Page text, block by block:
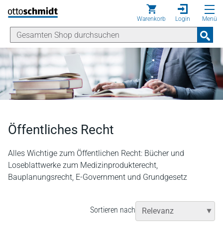
Direkt zum Inhalt
Warenkorb Login Menü
Öffentliches Recht
Alles Wichtige zum Öffentlichen Recht: Bücher und
Loseblattwerke zum Medizinprodukterecht,
Bauplanungsrecht, E-Government und Grundgesetz
Sortieren nach